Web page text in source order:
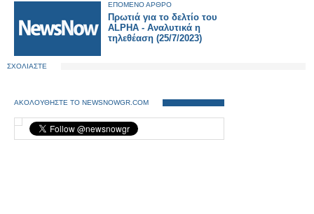
ΕΠΟΜΕΝΟ ΑΡΘΡΟ
Πρωτιά για το δελτίο του
ALPHA - Αναλυτικά η
τηλεθέαση (25/7/2023)
ΣΧΟΛΙΑΣΤΕ
ΑΚΟΛΟΥΘΗΣΤΕ ΤΟ NEWSNOWGR.COM